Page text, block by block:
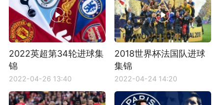
2022英超第34轮进球集
锦
2022-04-26 13:40
2018世界杯法国队进球
集锦
2022-04-24 14:20